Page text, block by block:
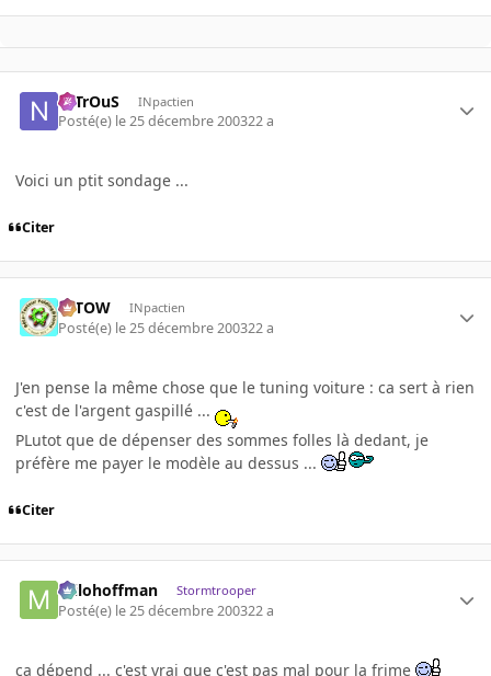
NiTrOuS INpactien
Posté(e) le 25 décembre 200322 a
Voici un ptit sondage ...
Citer
toTOW INpactien
Posté(e) le 25 décembre 200322 a
J'en pense la même chose que le tuning voiture : ca sert à rien
c'est de l'argent gaspillé ...
PLutot que de dépenser des sommes folles là dedant, je
préfère me payer le modèle au dessus ...
Citer
milohoffman Stormtrooper
Posté(e) le 25 décembre 200322 a
ça dépend ... c'est vrai que c'est pas mal pour la frime